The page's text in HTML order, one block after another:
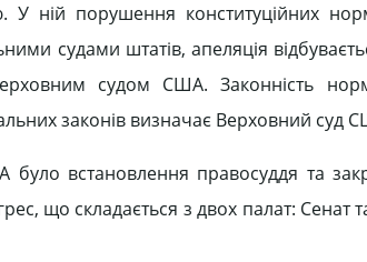
У ній порушення конституційних
судами штатів, апеляція
судом США. Законність
законів визначає Верховний суд
встановлення правосуддя та
що складається з двох палат: Сенат